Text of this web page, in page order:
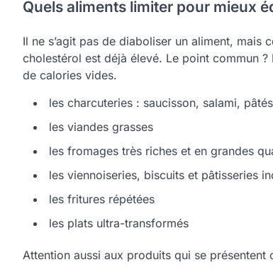
Quels aliments limiter pour mieux
Il ne s’agit pas de diaboliser un aliment,
cholestérol est déjà élevé. Le point commun
de calories vides.
les charcuteries : saucisson, salami,
les viandes grasses
les fromages très riches et en grandes
les viennoiseries, biscuits et pâtisseries
les fritures répétées
les plats ultra-transformés
Attention aussi aux produits qui se